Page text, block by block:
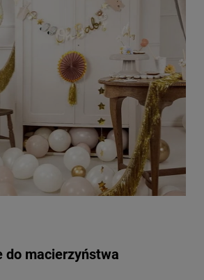
do macierzyństwa